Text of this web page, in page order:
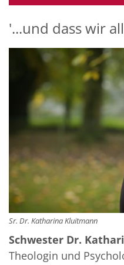
'...und dass wir
Sr. Dr. Katharina Kluitmann
Schwester Dr.
Theologin und